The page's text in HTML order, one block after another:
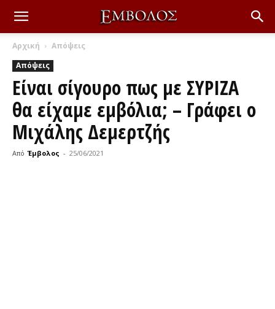
Αρχική
Απόψεις
Απόψεις
Είναι σίγουρο πως με ΣΥΡΙΖΑ
θα είχαμε εμβόλια; – Γράφει ο
Μιχάλης Δεμερτζής
Από Έμβολος - 25/06/2021